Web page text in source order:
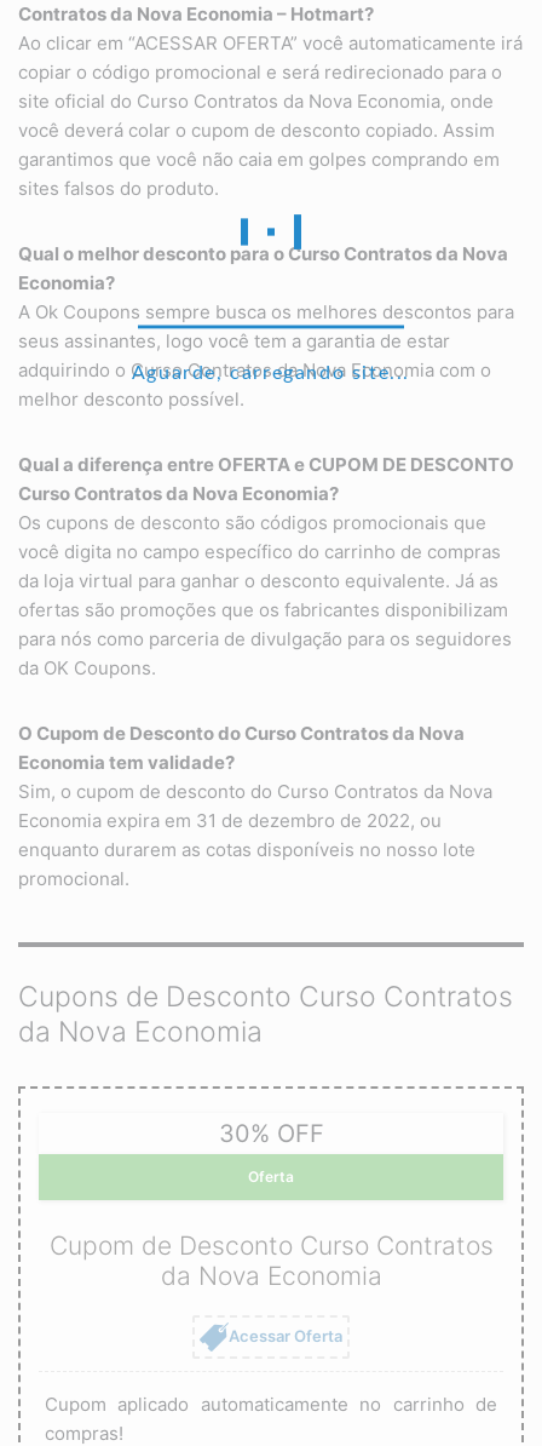
Aguarde, carregando site...
Contratos da Nova Economia – Hotmart?
Ao clicar em “ACESSAR OFERTA” você automaticamente irá
copiar o código promocional e será redirecionado para o
site oficial do Curso Contratos da Nova Economia, onde
você deverá colar o cupom de desconto copiado. Assim
garantimos que você não caia em golpes comprando em
sites falsos do produto.
Qual o melhor desconto para o Curso Contratos da Nova
Economia?
A Ok Coupons sempre busca os melhores descontos para
seus assinantes, logo você tem a garantia de estar
adquirindo o Curso Contratos da Nova Economia com o
melhor desconto possível.
Qual a diferença entre OFERTA e CUPOM DE DESCONTO
Curso Contratos da Nova Economia?
Os cupons de desconto são códigos promocionais que
você digita no campo específico do carrinho de compras
da loja virtual para ganhar o desconto equivalente. Já as
ofertas são promoções que os fabricantes disponibilizam
para nós como parceria de divulgação para os seguidores
da OK Coupons.
O Cupom de Desconto do Curso Contratos da Nova
Economia tem validade?
Sim, o cupom de desconto do Curso Contratos da Nova
Economia expira em 31 de dezembro de 2022, ou
enquanto durarem as cotas disponíveis no nosso lote
promocional.
Cupons de Desconto Curso Contratos
da Nova Economia
30% OFF
Oferta
Cupom de Desconto Curso Contratos
da Nova Economia
Acessar Oferta
Cupom aplicado automaticamente no carrinho de
compras!